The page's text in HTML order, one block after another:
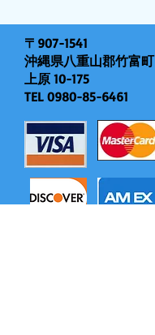
〒907-1541
沖縄県八重山郡竹富町
上原 10-175
TEL 0980-85-6461